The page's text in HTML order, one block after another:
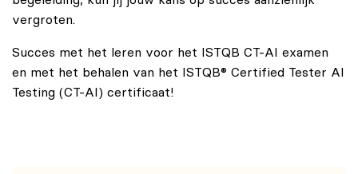
vergroten.
Succes met het leren voor het ISTQB CT-AI examen
en met het behalen van het ISTQB® Certified Tester AI
Testing (CT-AI) certificaat!